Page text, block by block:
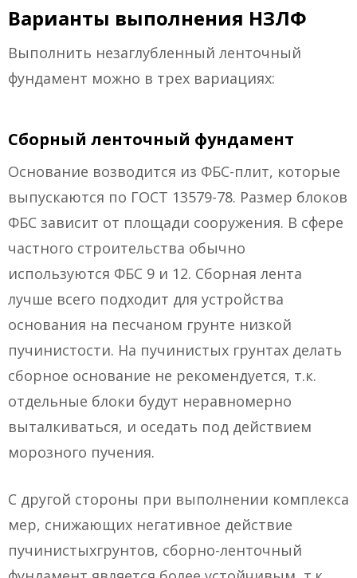
Варианты выполнения НЗЛФ
Выполнить незаглубленный ленточный
фундамент можно в трех вариациях:
Сборный ленточный фундамент
Основание возводится из ФБС-плит, которые
выпускаются по ГОСТ 13579-78. Размер блоков
ФБС зависит от площади сооружения. В сфере
частного строительства обычно
используются ФБС 9 и 12. Сборная лента
лучше всего подходит для устройства
основания на песчаном грунте низкой
пучинистости. На пучинистых грунтах делать
сборное основание не рекомендуется, т.к.
отдельные блоки будут неравномерно
выталкиваться, и оседать под действием
морозного пучения.
С другой стороны при выполнении комплекса
мер, снижающих негативное действие
пучинистыхгрунтов, сборно-ленточный